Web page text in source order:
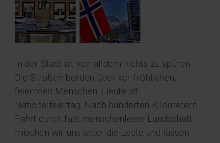
In der Stadt ist von alldem nichts zu spüren.
Die Straßen borden über vor fröhlichen,
feiernden Menschen. Heute ist
Nationalfeiertag. Nach hunderten Kilometern
Fahrt durch fast menschenleere Landschaft
mischen wir uns unter die Leute und lassen